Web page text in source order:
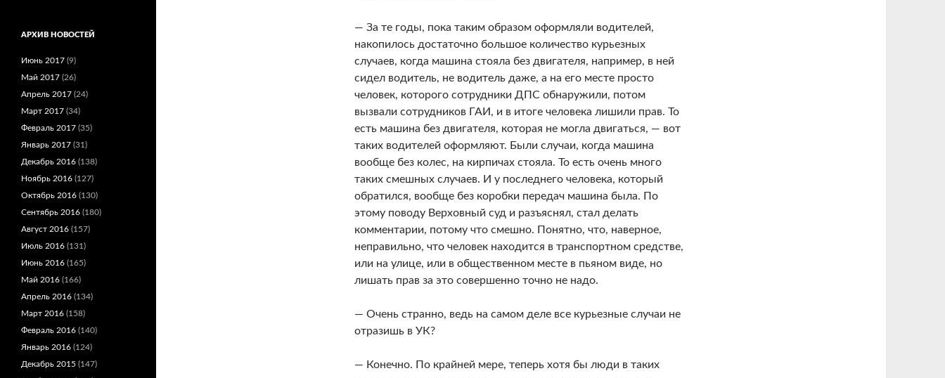
— За те годы, пока таким образом оформляли водителей,
накопилось достаточно большое количество курьезных
случаев, когда машина стояла без двигателя, например, в ней
сидел водитель, не водитель даже, а на его месте просто
человек, которого сотрудники ДПС обнаружили, потом
вызвали сотрудников ГАИ, и в итоге человека лишили прав. То
есть машина без двигателя, которая не могла двигаться, — вот
таких водителей оформляют. Были случаи, когда машина
вообще без колес, на кирпичах стояла. То есть очень много
таких смешных случаев. И у последнего человека, который
обратился, вообще без коробки передач машина была. По
этому поводу Верховный суд и разъяснял, стал делать
комментарии, потому что смешно. Понятно, что, наверное,
неправильно, что человек находится в транспортном средстве,
или на улице, или в общественном месте в пьяном виде, но
лишать прав за это совершенно точно не надо.
— Очень странно, ведь на самом деле все курьезные случаи не
отразишь в УК?
— Конечно. По крайней мере, теперь хотя бы люди в таких
АРХИВ НОВОСТЕЙ
Июнь 2017 (9)
Май 2017 (26)
Апрель 2017 (24)
Март 2017 (34)
Февраль 2017 (35)
Январь 2017 (31)
Декабрь 2016 (138)
Ноябрь 2016 (127)
Октябрь 2016 (130)
Сентябрь 2016 (180)
Август 2016 (157)
Июль 2016 (131)
Июнь 2016 (165)
Май 2016 (166)
Апрель 2016 (134)
Март 2016 (158)
Февраль 2016 (140)
Январь 2016 (124)
Декабрь 2015 (147)